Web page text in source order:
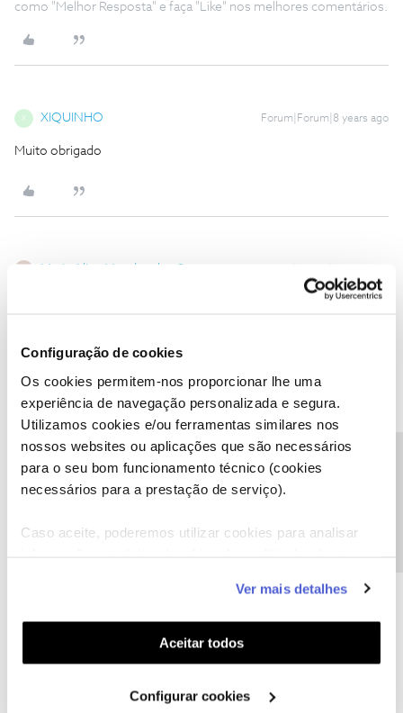
Configuração de cookies
Os cookies permitem-nos proporcionar lhe uma
experiência de navegação personalizada e segura.
Utilizamos cookies e/ou ferramentas similares nos
nossos websites ou aplicações que são necessários
para o seu bom funcionamento técnico (cookies
necessários para a prestação de serviço).
Caso aceite, poderemos utilizar cookies para analisar
funcionalidades (cookies de personalização e
funcionalidade) e adaptar anúncios aos seus interesses
(cookies de publicidade personalizada). Pode gerir a
utilização dos cookies clicando em "Configurar
Ver mais detalhes
Aceitar todos
Configurar cookies
como "Melhor Resposta" e faça "Like" nos melhores comentários.
X XIQUINHO Forum|Forum|8 years ago
Muito obrigado
factura por prestações antes que passe a data de liquidação.
Obrigada